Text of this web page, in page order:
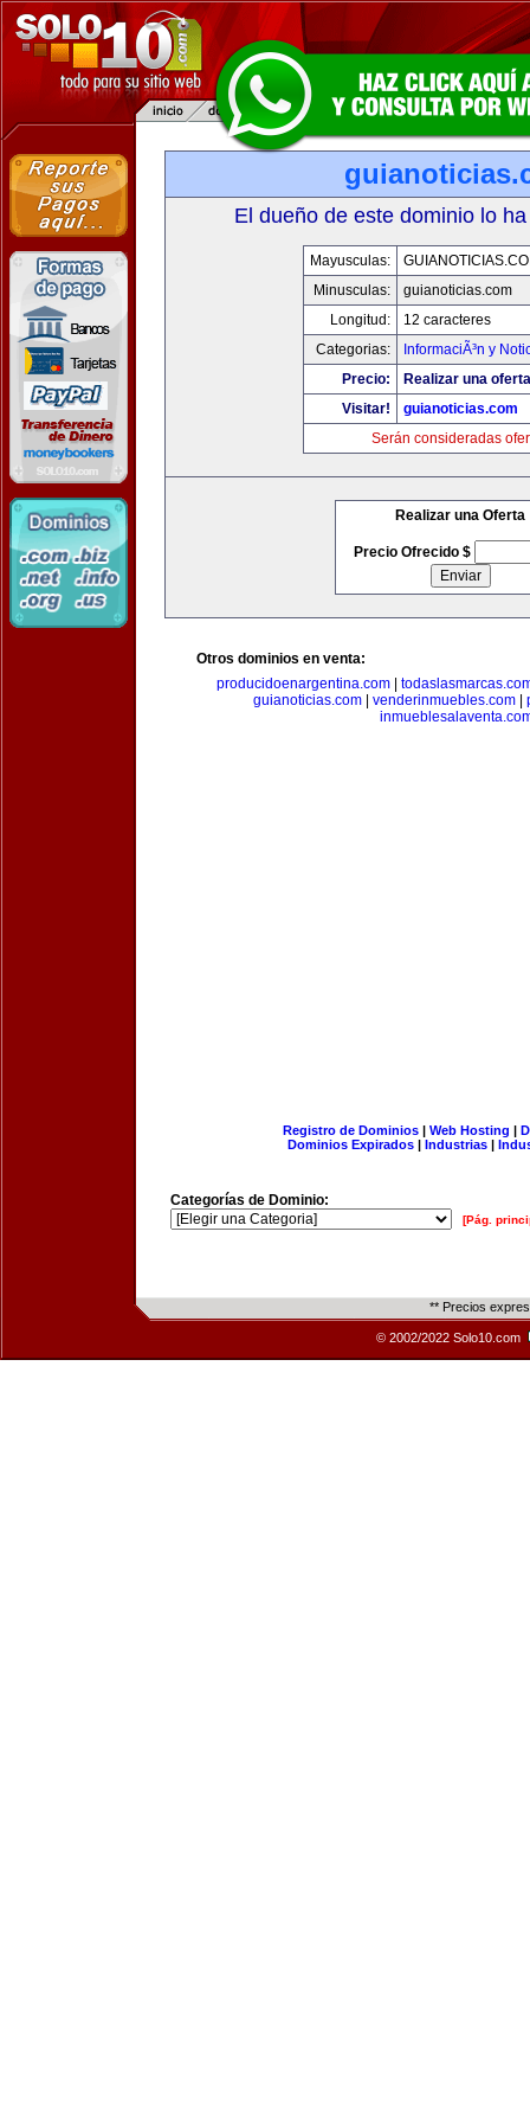
El dueño de este dominio lo
Mayusculas:
Minusculas:
guianoticias.com
Longitud:
12 caracteres
Categorias:
InformaciÃ³n y
Precio:
Realizar una
Visitar!
guianoticias.com
Serán consideradas
Realizar una Oferta
Precio Ofrecido $
Otros dominios en venta:
producidoenargentina.com|
guianoticias.com| venderinmuebles.com|
Registro de Dominios| Web Hosting |
Dominios Expirados | Industrias |
Categorías de Dominio:
[Pág.
** Precios
© 2002/2022 Solo10.com